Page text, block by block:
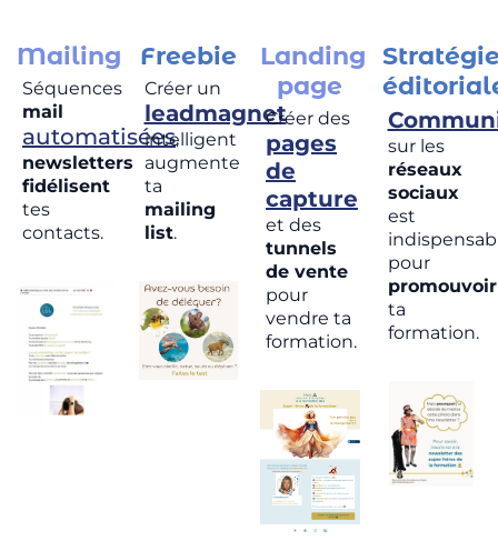
Mailing
Séquences
mail
automatisées,
newsletters
fidélisent
tes
contacts.
Freebie
Créer un
leadmagnet
intelligent
augmente
ta
mailing
list.
Landing
page
Créer des
pages
de
capture
et des
tunnels
de vente
pour
vendre ta
formation.
sur les
réseaux
sociaux
est
pour
promouvoir
ta
formation.